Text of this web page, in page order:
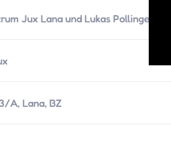
Jux Lana und Lukas Pollinger
A, Lana, BZ